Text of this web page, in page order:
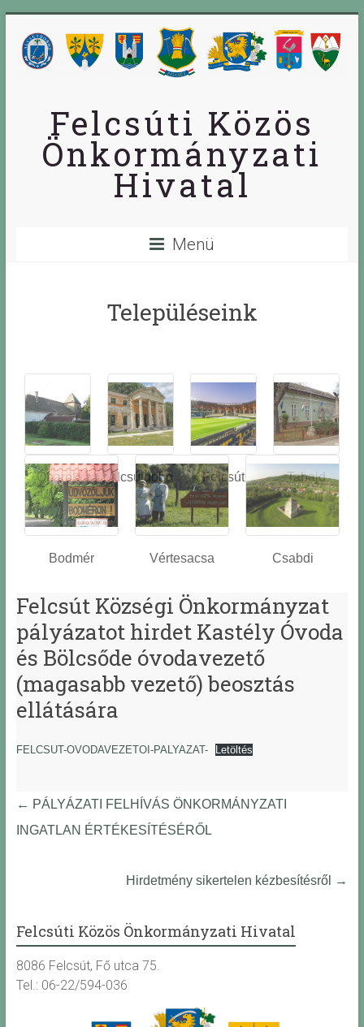
Felcsúti Közös
Önkormányzati
Hivatal
Menü
Településeink
Óbarok
Alcsútdobo
z
Felcsút Tabajd
Bodmér Vértesacsa Csabdi
Felcsút Községi Önkormányzat
pályázatot hirdet Kastély Óvoda
és Bölcsőde óvodavezető
(magasabb vezető) beosztás
ellátására
FELCSUT-OVODAVEZETOI-PALYAZAT- Letöltés
← PÁLYÁZATI FELHÍVÁS ÖNKORMÁNYZATI
INGATLAN ÉRTÉKESÍTÉSÉRŐL
Hirdetmény sikertelen kézbesítésről →
Felcsúti Közös Önkormányzati Hivatal
8086 Felcsút, Fő utca 75.
Tel.: 06-22/594-036